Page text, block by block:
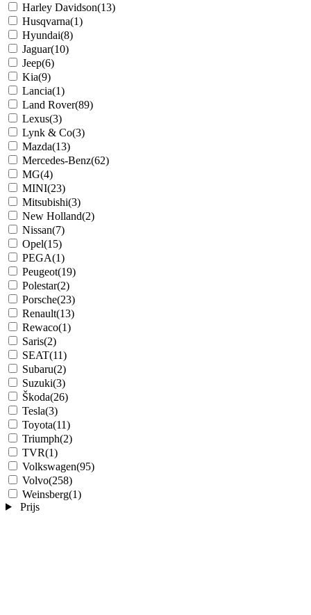
Harley Davidson(13)
Husqvarna(1)
Hyundai(8)
Jaguar(10)
Jeep(6)
Kia(9)
Lancia(1)
Land Rover(89)
Lexus(3)
Lynk & Co(3)
Mazda(13)
Mercedes-Benz(62)
MG(4)
MINI(23)
Mitsubishi(3)
New Holland(2)
Nissan(7)
Opel(15)
PEGA(1)
Peugeot(19)
Polestar(2)
Porsche(23)
Renault(13)
Rewaco(1)
Saris(2)
SEAT(11)
Subaru(2)
Suzuki(3)
Škoda(26)
Tesla(3)
Toyota(11)
Triumph(2)
TVR(1)
Volkswagen(95)
Volvo(258)
Weinsberg(1)
Prijs